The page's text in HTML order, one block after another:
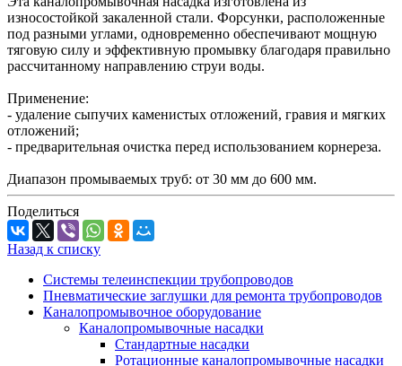
износостойкой закаленной стали. Форсунки, расположенные
под разными углами, одновременно обеспечивают мощную
тяговую силу и эффективную промывку благодаря правильно
рассчитанному направлению струи воды.
Применение:
- удаление сыпучих каменистых отложений, гравия и мягких
отложений;
- предварительная очистка перед использованием корнереза.
Диапазон промываемых труб: от 30 мм до 600 мм.
Поделиться
Назад к списку
Системы телеинспекции трубопроводов
Пневматические заглушки для ремонта трубопроводов
Каналопромывочное оборудование
Каналопромывочные насадки
Стандартные насадки
Ротационные каналопромывочные насадки